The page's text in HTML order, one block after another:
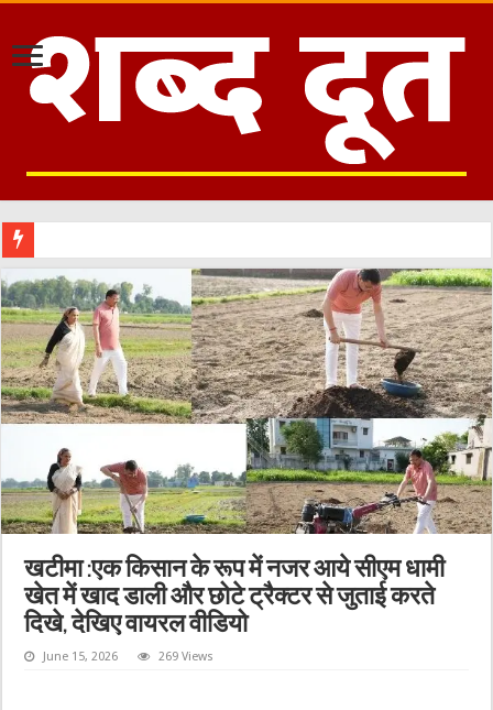
खटीमा :एक किसान के रूप में नजर आये सीएम धामी
खेत में खाद डाली और छोटे ट्रैक्टर से जुताई करते
दिखे, देखिए वायरल वीडियो
June 15, 2026 269 Views